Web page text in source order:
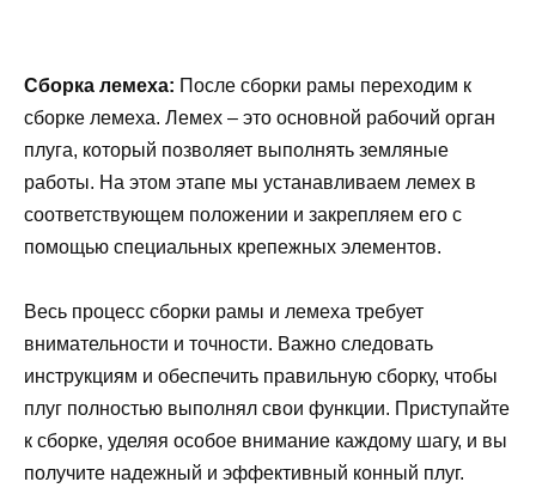
Сборка лемеха: После сборки рамы переходим к
сборке лемеха. Лемех – это основной рабочий орган
плуга, который позволяет выполнять земляные
работы. На этом этапе мы устанавливаем лемех в
соответствующем положении и закрепляем его с
помощью специальных крепежных элементов.
Весь процесс сборки рамы и лемеха требует
внимательности и точности. Важно следовать
инструкциям и обеспечить правильную сборку, чтобы
плуг полностью выполнял свои функции. Приступайте
к сборке, уделяя особое внимание каждому шагу, и вы
получите надежный и эффективный конный плуг.